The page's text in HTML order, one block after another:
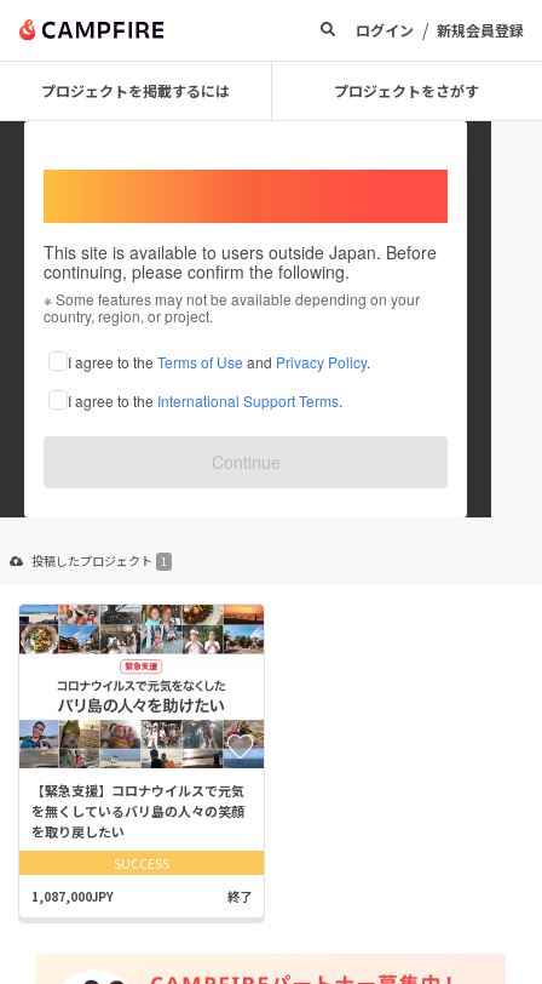
ログイン / 新規会員登録
プロジェクトを掲載するには プロジェクトをさがす
This site is available to users outside Japan. Before
continuing, please confirm the following.
※ Some features may not be available depending on your
country, region, or project.
I agree to the Terms of Use and Privacy Policy.
I agree to the International Support Terms.
Continue
Kupukupu39
これまでに2回支援して1件のプロジェクトを投稿しています
在住国：未設定
出身国：日本 出身地：愛知県
投稿したプロジェクト 1
【緊急支援】コロナウイルスで元気
を無くしているバリ島の人々の笑顔
を取り戻したい
SUCCESS
1,087,000JPY 終了